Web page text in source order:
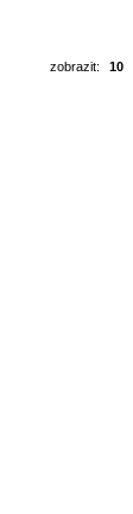
zobrazit:
10